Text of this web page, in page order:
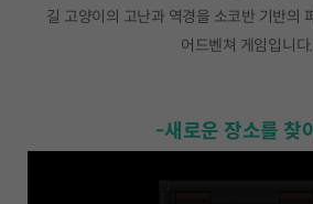
길 고양이의 고난과 역경을 소코반 기반의
어드벤쳐 게임입니다.
-새로운 장소를 찾